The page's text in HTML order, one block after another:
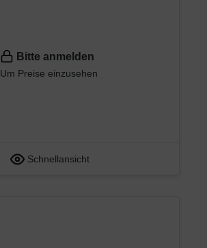
Bitte anmelden
Um Preise einzusehen
Schnellansicht